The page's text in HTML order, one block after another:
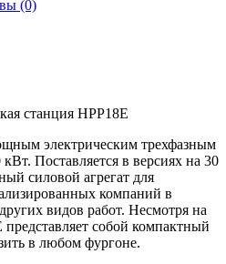
(0)
станция HPP18E
электрическим трехфазным
Поставляется в версиях на 30
силовой агрегат для
компаний в
видов работ. Несмотря на
собой компактный
в любом фургоне.